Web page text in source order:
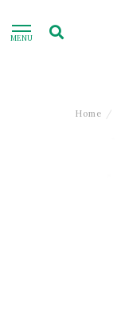
MENU
Home /